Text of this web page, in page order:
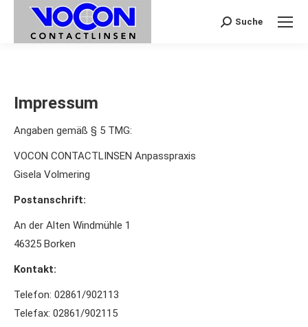
Search:
Suche
Impressum
Angaben gemäß § 5 TMG:
VOCON CONTACTLINSEN Anpasspraxis
Gisela Volmering
Postanschrift:
An der Alten Windmühle 1
46325 Borken
Kontakt:
Telefon: 02861/902113
Telefax: 02861/902115